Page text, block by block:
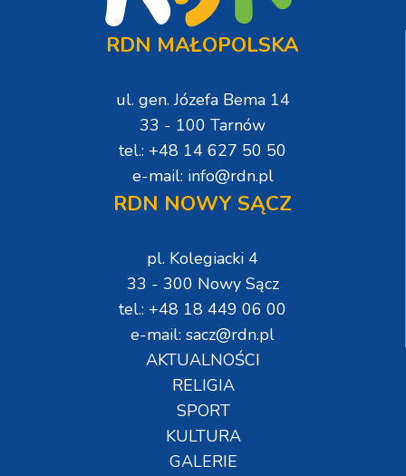
RDN MAŁOPOLSKA
ul. gen. Józefa Bema 14
33 - 100 Tarnów
tel.: +48 14 627 50 50
e-mail: info@rdn.pl
RDN NOWY SĄCZ
pl. Kolegiacki 4
33 - 300 Nowy Sącz
tel.: +48 18 449 06 00
e-mail: sacz@rdn.pl
AKTUALNOŚCI
RELIGIA
SPORT
KULTURA
GALERIE